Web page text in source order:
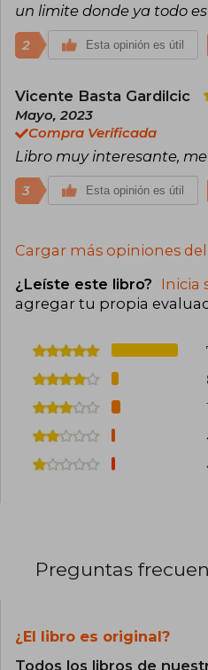
un limite donde ya todo
2 Esta opinión es útil
Vicente Basta Gardilcic
Mayo, 2023
Compra Verificada
Libro muy interesante,
3 Esta opinión es útil
Cargar más opiniones
¿Leíste este libro? Inicia
agregar tu propia
Preguntas
¿El libro es original?
Todos los libros de